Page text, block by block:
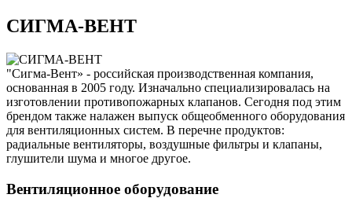
СИГМА-ВЕНТ
"Сигма-Вент» - российская производственная компания,
основанная в 2005 году. Изначально специализировалась на
изготовлении противопожарных клапанов. Сегодня под этим
брендом также налажен выпуск общеобменного оборудования
для вентиляционных систем. В перечне продуктов:
радиальные вентиляторы, воздушные фильтры и клапаны,
глушители шума и многое другое.
Вентиляционное оборудование